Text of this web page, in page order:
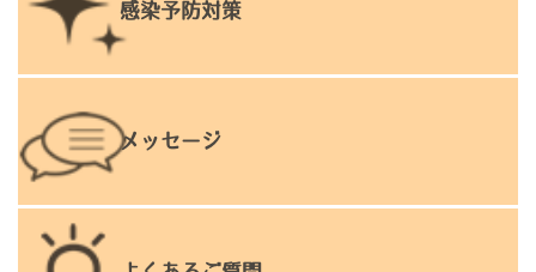
感染予防対策
メッセージ